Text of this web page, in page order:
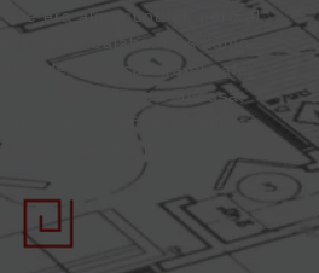
que era algo puntual, pero al
ya no bajaba. Nos llamó
de que acabara el café,
estaba en su casa,
sin causar daños. Problema
menos de una hora.